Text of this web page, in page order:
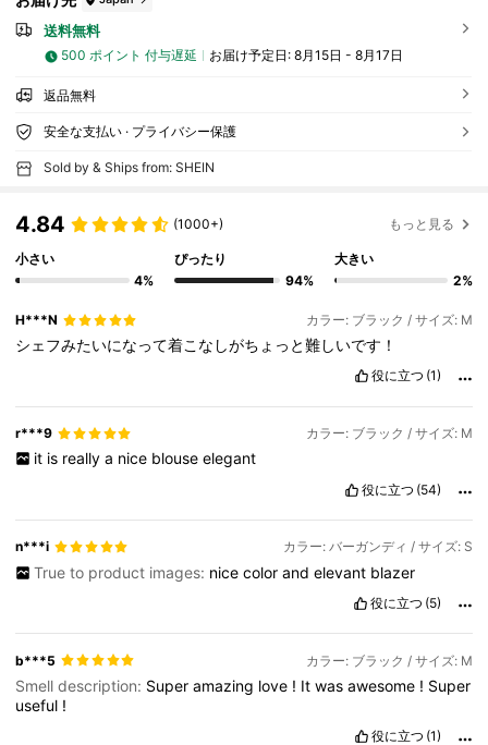
送料無料
500 ポイント 付与遅延 お届け予定日: 8月15日 - 8月17日
返品無料
安全な支払い · プライバシー保護
Sold by & Ships from: SHEIN
4.84 (1000+) もっと見る
小さい
4%
ぴったり
94%
大きい
2%
H***N カラー: ブラック / サイズ: M
シェフみたいになって着こなしがちょっと難しいです！
役に立つ (1)
r***9 カラー: ブラック / サイズ: M
it is really a nice blouse elegant
役に立つ (54)
n***i カラー: バーガンディ / サイズ: S
True to product images: nice color and elevant blazer
役に立つ (5)
b***5 カラー: ブラック / サイズ: M
Smell description: Superamazing love ! Itwasawesome ! Super
useful !
役に立つ (1)